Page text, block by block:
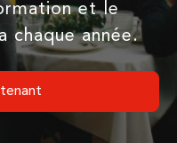
et le
chaque année.